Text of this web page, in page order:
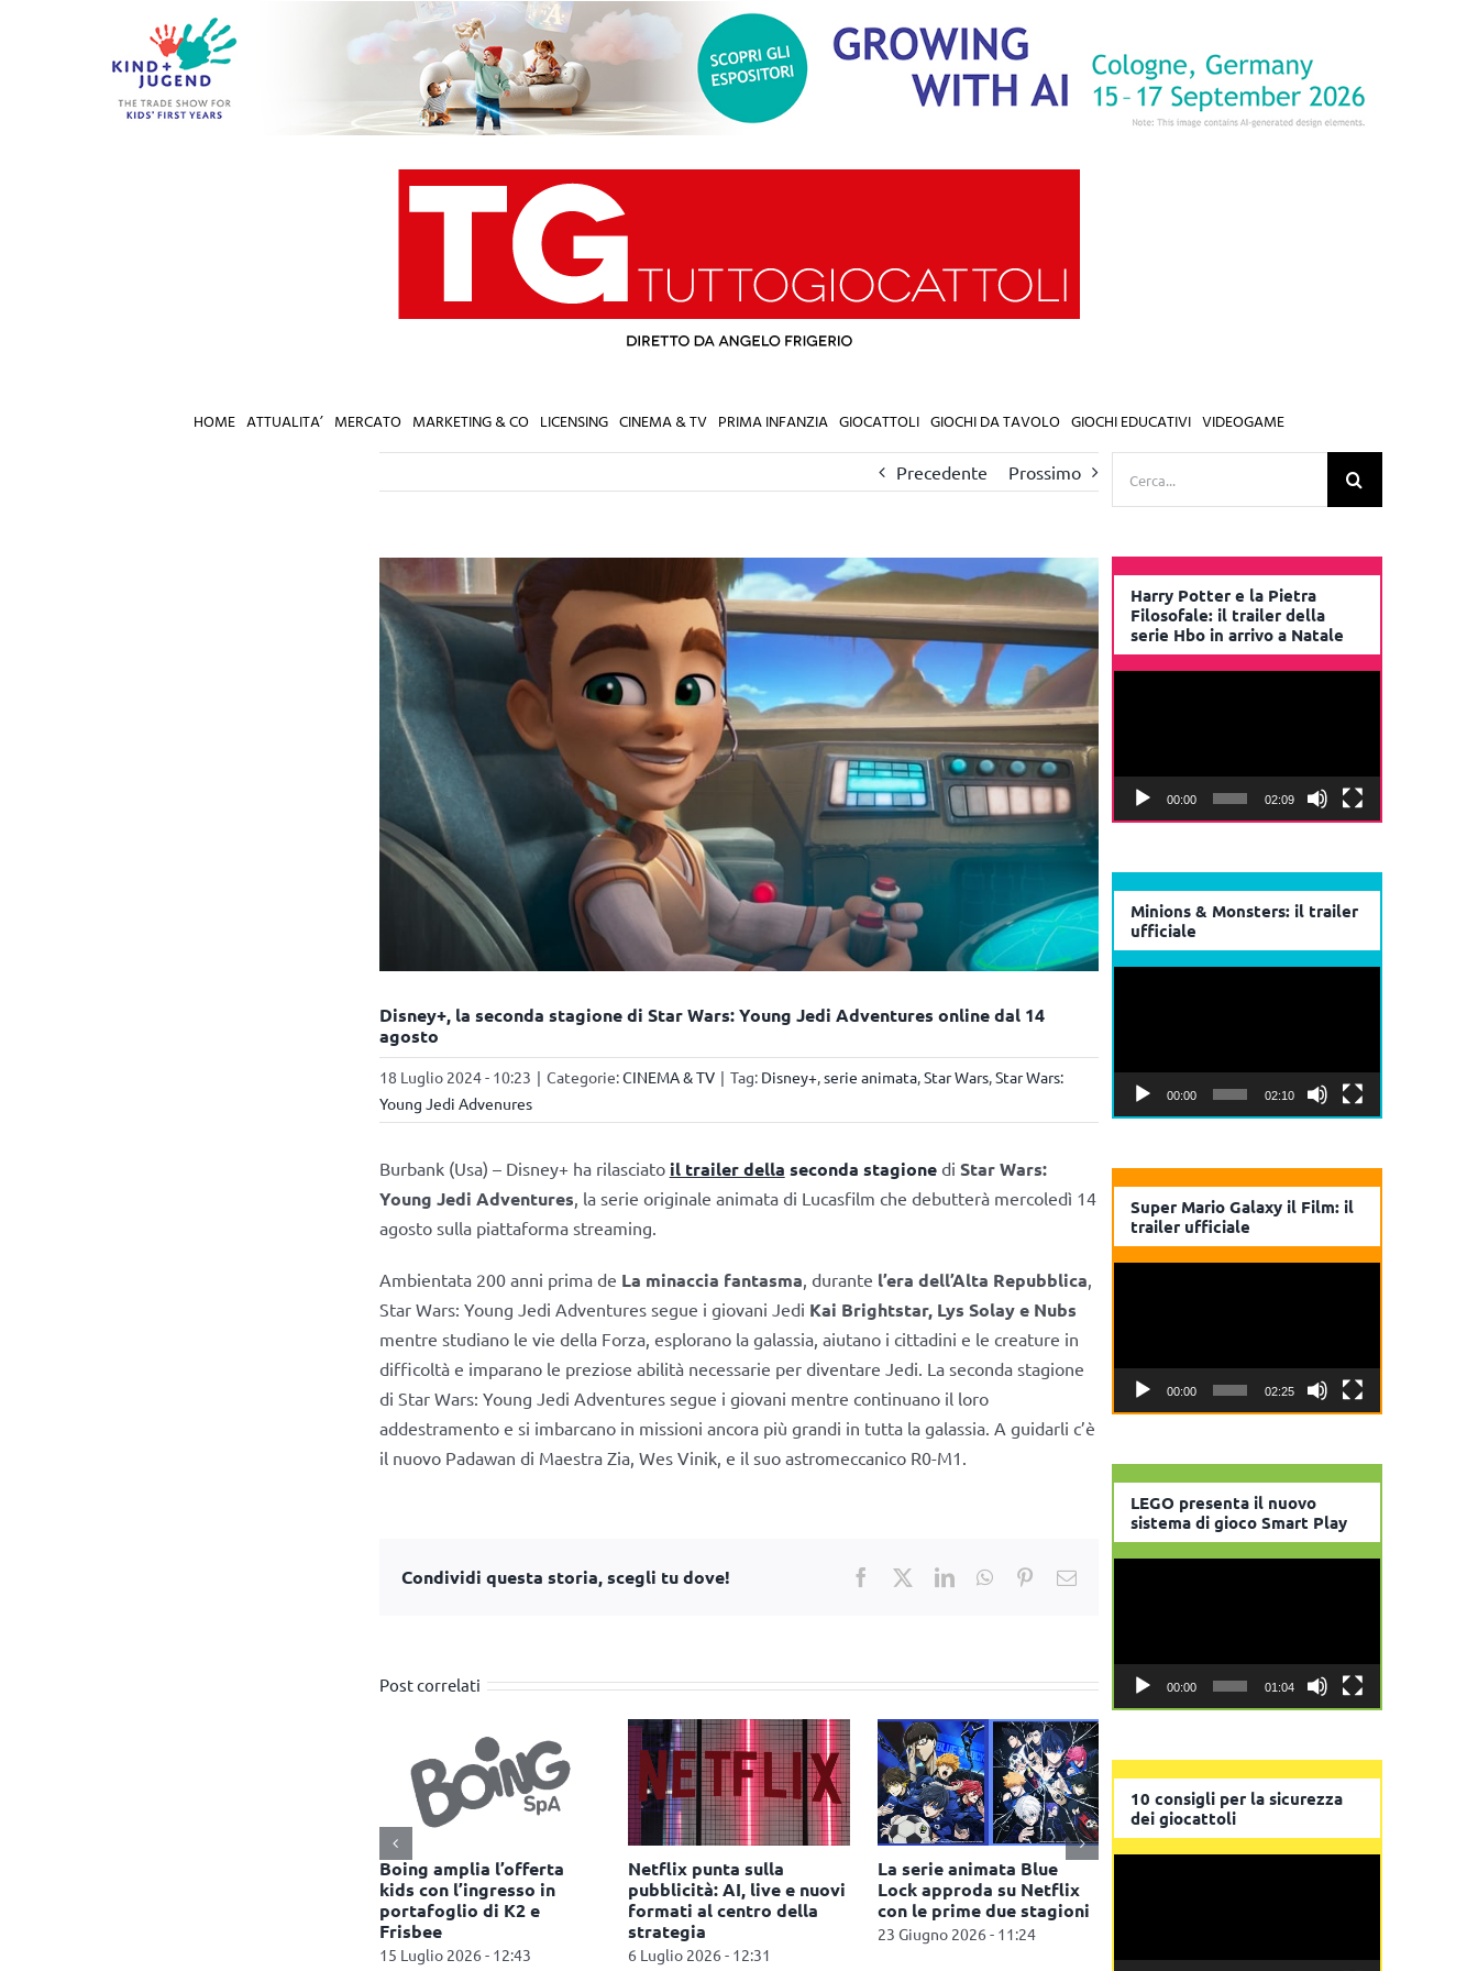
HOME ATTUALITA’ MERCATO MARKETING & CO LICENSING CINEMA & TV PRIMA INFANZIA GIOCATTOLI GIOCHI DA TAVOLO GIOCHI EDUCATIVI VIDEOGAME
Precedente Prossimo
Disney+, la seconda stagione di Star Wars: Young Jedi Adventures online dal 14
agosto
18 Luglio 2024 - 10:23 | Categorie:CINEMA & TV | Tag: Disney+,serie animata,Star Wars,Star Wars:
Young Jedi Advenures
Burbank (Usa) – Disney+ ha rilasciato il trailer della seconda stagionedi Star Wars:
Young Jedi Adventures , la serie originale animata di Lucasfilm che debutterà mercoledì 14
agosto sulla piattaforma streaming.
Ambientata 200 anni prima de La minaccia fantasma , durante l’era dell’Alta Repubblica
Star Wars: Young Jedi Adventures segue i giovani Jedi Kai Brightstar, Lys Solay e Nubs
mentre studiano le vie della Forza, esplorano la galassia, aiutano i cittadini e le creature in
difficoltà e imparano le preziose abilità necessarie per diventare Jedi. La seconda stagione
di Star Wars: Young Jedi Adventures segue i giovani mentre continuano il loro
addestramento e si imbarcano in missioni ancora più grandi in tutta la galassia. A guidarli c’è
il nuovo Padawan di Maestra Zia, Wes Vinik, e il suo astromeccanico R0-M1.
Condividi questa storia, scegli tu dove! Facebook LinkedInWhatsApp
PinterestEmail
Post correlati
Boing amplia l’offerta
kids con l’ingresso in
portafoglio di K2 e
Frisbee
15 Luglio 2026 - 12:43
Netflix punta sulla
pubblicità: AI, live e nuovi
formati al centro della
strategia
6 Luglio 2026 - 12:31
La serie animata Blue
Lock approda su Netflix
con le prime due stagioni
23 Giugno 2026 - 11:24
Harry Potter e la Pietra
Filosofale: il trailer della
serie Hbo in arrivo a Natale
00:00 02:09
Minions & Monsters: il trailer
ufficiale
00:00 02:10
Super Mario Galaxy il Film: il
trailer ufficiale
00:00 02:25
LEGO presenta il nuovo
sistema di gioco Smart Play
00:00 01:04
10 consigli per la sicurezza
dei giocattoli